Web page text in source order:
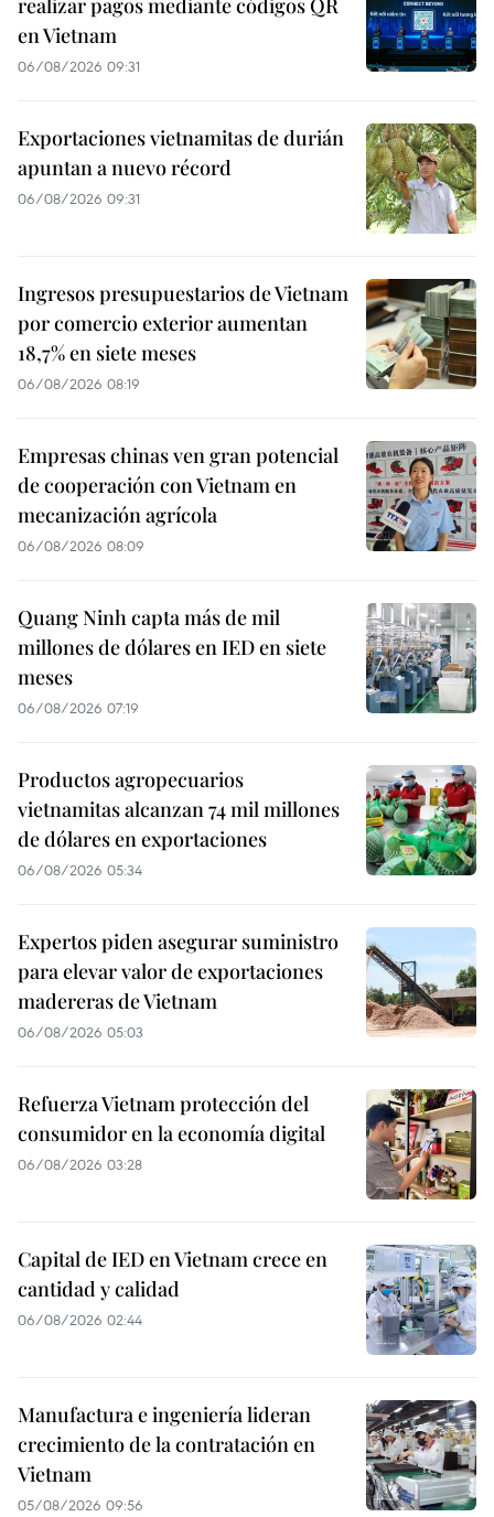
realizar pagos mediante códigos QR
en Vietnam
06/08/2026 09:31
Exportaciones vietnamitas de durián
apuntan a nuevo récord
06/08/2026 09:31
Ingresos presupuestarios de Vietnam
por comercio exterior aumentan
18,7% en siete meses
06/08/2026 08:19
Empresas chinas ven gran potencial
de cooperación con Vietnam en
mecanización agrícola
06/08/2026 08:09
Quang Ninh capta más de mil
millones de dólares en IED en siete
meses
06/08/2026 07:19
Productos agropecuarios
vietnamitas alcanzan 74 mil millones
de dólares en exportaciones
06/08/2026 05:34
Expertos piden asegurar suministro
para elevar valor de exportaciones
madereras de Vietnam
06/08/2026 05:03
Refuerza Vietnam protección del
consumidor en la economía digital
06/08/2026 03:28
Capital de IED en Vietnam crece en
cantidad y calidad
06/08/2026 02:44
Manufactura e ingeniería lideran
crecimiento de la contratación en
Vietnam
05/08/2026 09:56